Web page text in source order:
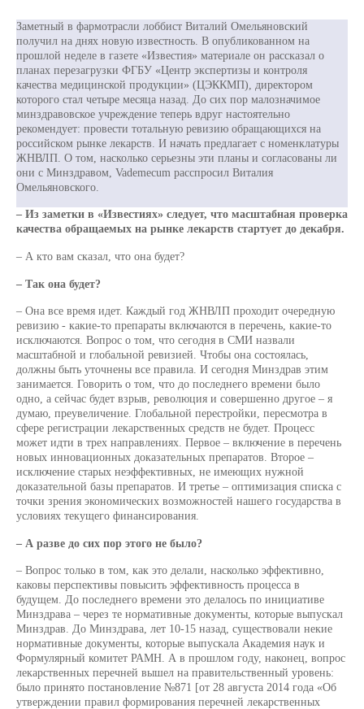
Заметный в фармотрасли лоббист Виталий Омельяновский
получил на днях новую известность. В опубликованном на
прошлой неделе в газете «Известия» материале он рассказал о
планах перезагрузки ФГБУ «Центр экспертизы и контроля
качества медицинской продукции» (ЦЭККМП), директором
которого стал четыре месяца назад. До сих пор малозначимое
минздравовское учреждение теперь вдруг настоятельно
рекомендует: провести тотальную ревизию обращающихся на
российском рынке лекарств. И начать предлагает с номенклатуры
ЖНВЛП. О том, насколько серьезны эти планы и согласованы ли
они с Минздравом, Vademecum расспросил Виталия
Омельяновского.
– Из заметки в «Известиях» следует, что масштабная проверка
качества обращаемых на рынке лекарств стартует до декабря.
– А кто вам сказал, что она будет?
– Так она будет?
– Она все время идет. Каждый год ЖНВЛП проходит очередную
ревизию - какие-то препараты включаются в перечень, какие-то
исключаются. Вопрос о том, что сегодня в СМИ назвали
масштабной и глобальной ревизией. Чтобы она состоялась,
должны быть уточнены все правила. И сегодня Минздрав этим
занимается. Говорить о том, что до последнего времени было
одно, а сейчас будет взрыв, революция и совершенно другое – я
думаю, преувеличение. Глобальной перестройки, пересмотра в
сфере регистрации лекарственных средств не будет. Процесс
может идти в трех направлениях. Первое – включение в перечень
новых инновационных доказательных препаратов. Второе –
исключение старых неэффективных, не имеющих нужной
доказательной базы препаратов. И третье – оптимизация списка с
точки зрения экономических возможностей нашего государства в
условиях текущего финансирования.
– А разве до сих пор этого не было?
– Вопрос только в том, как это делали, насколько эффективно,
каковы перспективы повысить эффективность процесса в
будущем. До последнего времени это делалось по инициативе
Минздрава – через те нормативные документы, которые выпускал
Минздрав. До Минздрава, лет 10-15 назад, существовали некие
нормативные документы, которые выпускала Академия наук и
Формулярный комитет РАМН. А в прошлом году, наконец, вопрос
лекарственных перечней вышел на правительственный уровень:
было принято постановление №871 [от 28 августа 2014 года «Об
утверждении правил формирования перечней лекарственных